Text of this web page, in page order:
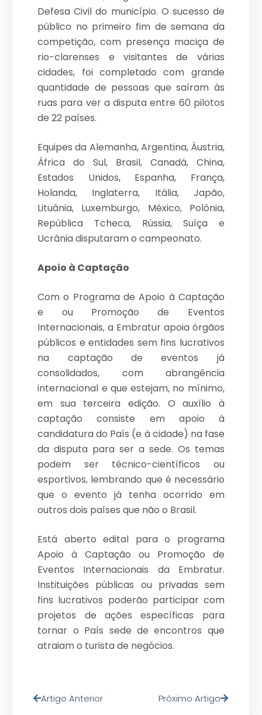
Defesa Civil do município. O sucesso de
público no primeiro fim de semana da
competição, com presença maciça de
rio-clarenses e visitantes de várias
cidades, foi completado com grande
quantidade de pessoas que saíram às
ruas para ver a disputa entre 60 pilotos
de 22 países.
Equipes da Alemanha, Argentina, Áustria,
África do Sul, Brasil, Canadá, China,
Estados Unidos, Espanha, França,
Holanda, Inglaterra, Itália, Japão,
Lituânia, Luxemburgo, México, Polônia,
República Tcheca, Rússia, Suíça e
Ucrânia disputaram o campeonato.
Apoio à Captação
Com o Programa de Apoio à Captação
e ou Promoção de Eventos
Internacionais, a Embratur apoia órgãos
públicos e entidades sem fins lucrativos
na captação de eventos já
consolidados, com abrangência
internacional e que estejam, no mínimo,
em sua terceira edição. O auxílio à
captação consiste em apoio à
candidatura do País (e à cidade) na fase
da disputa para ser a sede. Os temas
podem ser técnico-científicos ou
esportivos, lembrando que é necessário
que o evento já tenha ocorrido em
outros dois países que não o Brasil.
Está aberto edital para o programa
Apoio à Captação ou Promoção de
Eventos Internacionais da Embratur.
Instituições públicas ou privadas sem
fins lucrativos poderão participar com
projetos de ações específicas para
tornar o País sede de encontros que
atraiam o turista de negócios.
Artigo Anterior Próximo Artigo